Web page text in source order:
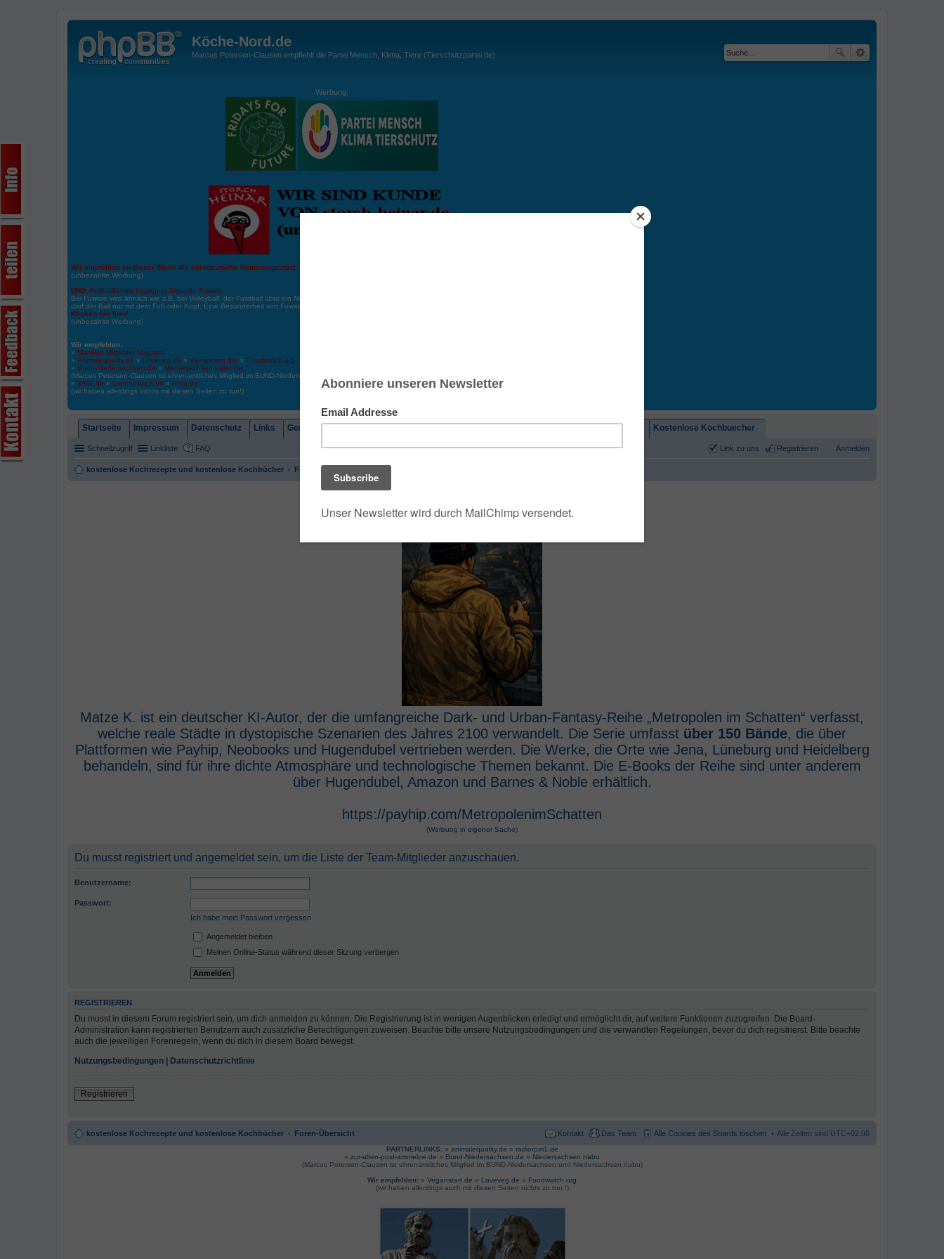
Köche-Nord.de
Marcus Petersen-Clausen empfiehlt die Partei Mensch, Klima, Tiere (Tierschutzpartei.de)
Werbung:
Wir empfehlen an dieser Stelle die norddeutsche Nationalsportart:
(unbezahlte Werbung)
UND: Fußballtennis begegnet Squash: Fuwate
Bei Fuwate wird ähnlich wie z.B. bei Volleyball, der Fussball über ein Netz gespielt. Wichtig: der Ball darf zu keiner Zeit den Boden berühren. Gespielt werden
darf der Ball nur mit dem Fuß oder Kopf. Eine Besonderheit von Fuwate ist, dass der Ball ähnlich wie beim Squash, auch über die Wände gespielt werden darf.
Klicken Sie hier!
(unbezahlte Werbung)
Wir empfehlen:
» Manfred Mistkäfer Magazin
» Animalequality.de » Loveveg.de » Vier-pfoten.de/ » Foodwatch.org
» Bund-Niedersachsen.de » Niedersachsen.nabu.de
(Marcus Petersen-Clausen ist ehrenamtliches Mitglied im BUND-Niedersachsen und Niedersachsen Nabu)
» WWF.de » Greenpeace.de » Peta.de
(wir haben allerdings nichts mit diesen Seiten zu tun!)
Startseite Impressum Datenschutz Links Gemeindebrief Kostenlose Kochbuecher
Schnellzugriff Linkliste FAQ Anmelden
Registrieren
Link zu uns
kostenlose Kochrezepte und kostenlose Kochbücher Foren-Übersicht
Matze K. ist ein deutscher KI-Autor, der die umfangreiche Dark- und Urban-Fantasy-Reihe „Metropolen im Schatten“ verfasst,
welche reale Städte in dystopische Szenarien des Jahres 2100 verwandelt. Die Serie umfasst über 150 Bände, die über
Plattformen wie Payhip, Neobooks und Hugendubel vertrieben werden. Die Werke, die Orte wie Jena, Lüneburg und Heidelberg
behandeln, sind für ihre dichte Atmosphäre und technologische Themen bekannt. Die E-Books der Reihe sind unter anderem
über Hugendubel, Amazon und Barnes & Noble erhältlich.
https://payhip.com/MetropolenimSchatten
(Werbung in eigener Sache)
Du musst registriert und angemeldet sein, um die Liste der Team-Mitglieder anzuschauen.
Benutzername:
Passwort:
Ich habe mein Passwort vergessen
Angemeldet bleiben
Meinen Online-Status während dieser Sitzung verbergen
REGISTRIEREN
Du musst in diesem Forum registriert sein, um dich anmelden zu können. Die Registrierung ist in wenigen Augenblicken erledigt und ermöglicht dir, auf weitere Funktionen zuzugreifen. Die Board-
Administration kann registrierten Benutzern auch zusätzliche Berechtigungen zuweisen. Beachte bitte unsere Nutzungsbedingungen und die verwandten Regelungen, bevor du dich registrierst. Bitte beachte
auch die jeweiligen Forenregeln, wenn du dich in diesem Board bewegst.
Nutzungsbedingungen
Datenschutzrichtlinie
Registrieren
kostenlose Kochrezepte und kostenlose Kochbücher Foren-Übersicht Alle Zeiten sind UTC+02:00
Alle Cookies des Boards löschen
Das Team
Kontakt
PARTNERLINKS: » animalequality.de » radiorpm1.de
» zur-alten-post-ammeloe.de » Bund-Niedersachsen.de » Niedersachsen.nabu
(Marcus Petersen-Clausen ist ehrenamtliches Mitglied im BUND-Niedersachsen und Niedersachsen.nabu)
Wir empfehlen: » Veganstart.de » Loveveg.de » Foodwatch.org
(wir haben allerdings auch mit diesen Seiten nichts zu tun !)